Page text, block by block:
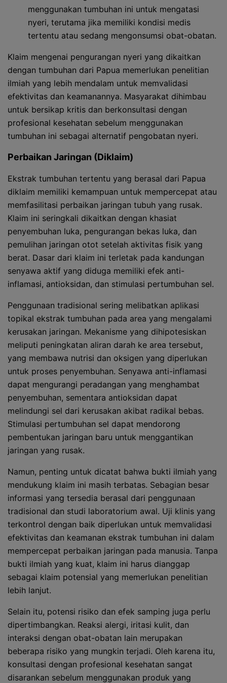
menggunakan tumbuhan ini untuk mengatasi
nyeri, terutama jika memiliki kondisi medis
tertentu atau sedang mengonsumsi obat-obatan.
Klaim mengenai pengurangan nyeri yang dikaitkan
dengan tumbuhan dari Papua memerlukan penelitian
ilmiah yang lebih mendalam untuk memvalidasi
efektivitas dan keamanannya. Masyarakat dihimbau
untuk bersikap kritis dan berkonsultasi dengan
profesional kesehatan sebelum menggunakan
tumbuhan ini sebagai alternatif pengobatan nyeri.
Perbaikan Jaringan (Diklaim)
Ekstrak tumbuhan tertentu yang berasal dari Papua
diklaim memiliki kemampuan untuk mempercepat atau
memfasilitasi perbaikan jaringan tubuh yang rusak.
Klaim ini seringkali dikaitkan dengan khasiat
penyembuhan luka, pengurangan bekas luka, dan
pemulihan jaringan otot setelah aktivitas fisik yang
berat. Dasar dari klaim ini terletak pada kandungan
senyawa aktif yang diduga memiliki efek anti-
inflamasi, antioksidan, dan stimulasi pertumbuhan sel.
Penggunaan tradisional sering melibatkan aplikasi
topikal ekstrak tumbuhan pada area yang mengalami
kerusakan jaringan. Mekanisme yang dihipotesiskan
meliputi peningkatan aliran darah ke area tersebut,
yang membawa nutrisi dan oksigen yang diperlukan
untuk proses penyembuhan. Senyawa anti-inflamasi
dapat mengurangi peradangan yang menghambat
penyembuhan, sementara antioksidan dapat
melindungi sel dari kerusakan akibat radikal bebas.
Stimulasi pertumbuhan sel dapat mendorong
pembentukan jaringan baru untuk menggantikan
jaringan yang rusak.
Namun, penting untuk dicatat bahwa bukti ilmiah yang
mendukung klaim ini masih terbatas. Sebagian besar
informasi yang tersedia berasal dari penggunaan
tradisional dan studi laboratorium awal. Uji klinis yang
terkontrol dengan baik diperlukan untuk memvalidasi
efektivitas dan keamanan ekstrak tumbuhan ini dalam
mempercepat perbaikan jaringan pada manusia. Tanpa
bukti ilmiah yang kuat, klaim ini harus dianggap
sebagai klaim potensial yang memerlukan penelitian
lebih lanjut.
Selain itu, potensi risiko dan efek samping juga perlu
dipertimbangkan. Reaksi alergi, iritasi kulit, dan
interaksi dengan obat-obatan lain merupakan
beberapa risiko yang mungkin terjadi. Oleh karena itu,
konsultasi dengan profesional kesehatan sangat
disarankan sebelum menggunakan produk yang